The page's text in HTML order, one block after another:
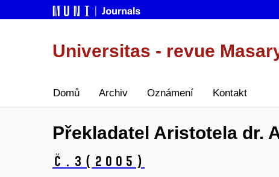
Universitas - revue
Domů Archiv Oznámení Kontakt
Překladatel Aristotela dr.
č.3 (2005)